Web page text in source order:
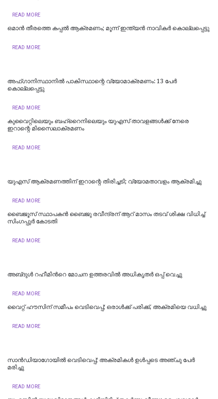
READ MORE
ഒമാന്‍ തീരത്തെ കപ്പല്‍ ആക്രമണം; മൂന്ന് ഇന്ത്യന്‍ നാവികര്‍ കൊല്ലപ്പെട്ടു
READ MORE
അഫ്ഗാനിസ്ഥാനിൽ പാകിസ്ഥാന്റെ വ്യോമാക്രമണം: 13 പേർ
കൊല്ലപ്പെട്ടു
READ MORE
കുവൈറ്റിലെയും ബഹ്‌റൈനിലെയും യുഎസ് താവളങ്ങൾക്ക് നേരെ
ഇറാന്റെ മിസൈലാക്രമണം
READ MORE
യുഎസ് ആക്രമണത്തിന് ഇറാന്റെ തിരിച്ചടി; വ്യോമതാവളം ആക്രമിച്ചു
READ MORE
ബൈജൂസ് സ്ഥാപകൻ ബൈജു രവീന്ദ്രന് ആറ് മാസം തടവ് ശിക്ഷ വിധിച്ച്
സിംഗപ്പുർ കോടതി
READ MORE
അബ്‌ദുൾ റഹീമിന്‍റെ മോചന ഉത്തരവിൽ അധികൃതര്‍ ഒപ്പ് വെച്ചു
READ MORE
വൈറ്റ് ഹൗസിന് സമീപം വെടിവെപ്പ്; ഒരാൾക്ക് പരിക്ക്, അക്രമിയെ വധിച്ചു
READ MORE
സാന്‍ഡിയാഗോയില്‍ വെടിവെപ്പ്; അക്രമികള്‍ ഉള്‍പ്പടെ അഞ്ചു പേര്‍
മരിച്ചു
READ MORE